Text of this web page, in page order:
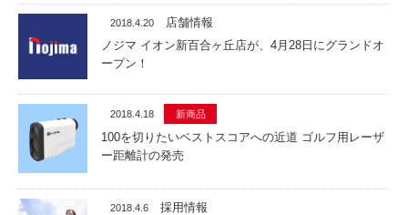
2018.4.20
店舗情報
ノジマ イオン新百合ヶ丘店が、4月28日にグランドオ
ープン！
2018.4.18 新商品
100を切りたいベストスコアへの近道 ゴルフ用レーザ
ー距離計の発売
2018.4.6
採用情報